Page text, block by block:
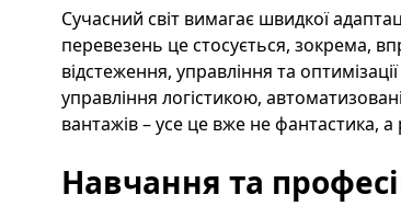
Сучасний світ вимагає швидкої
перевезень це стосується, зокрема,
відстеження, управління та
управління логістикою,
вантажів – усе це вже не фантастика,
Навчання та